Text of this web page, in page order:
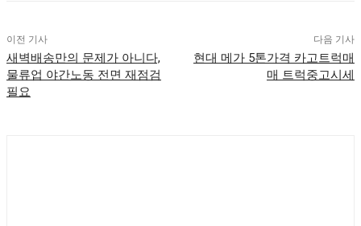
이전 기사
새벽배송만의 문제가 아니다,
물류업 야간노동 전면 재점검
필요
다음 기사
현대 메가 5톤가격 카고트럭매
매 트럭중고시세